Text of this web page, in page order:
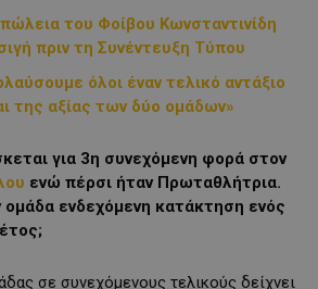
του Φοίβου Κωνσταντινίδη
πριν τη Συνέντευξη Τύπου
όλοι έναν τελικό αντάξιο
της αξίας των δύο ομάδων»
για 3η συνεχόμενη φορά στον
ενώ πέρσι ήταν Πρωταθλήτρια.
ομάδα ενδεχόμενη κατάκτηση ενός
σε συνεχόμενους τελικούς δείχνει